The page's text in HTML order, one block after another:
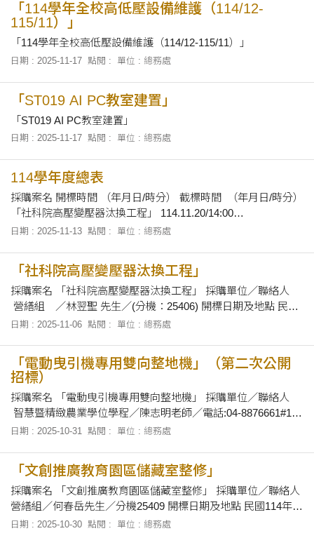
「114學年全校高低壓設備維護（114/12-
115/11）」
「114學年全校高低壓設備維護（114/12-115/11）」
日期 : 2025-11-17 點閱 : 單位 : 總務處
「ST019 AI PC教室建置」
「ST019 AI PC教室建置」
日期 : 2025-11-17 點閱 : 單位 : 總務處
114學年度總表
採購案名 開標時間 （年月日/時分） 截標時間 （年月日/時分）
「社科院高壓變壓器汰換工程」 114.11.20/14:00
114.11.19/17:00 「文創推廣教育園區儲藏室整修」
日期 : 2025-11-13 點閱 : 單位 : 總務處
「社科院高壓變壓器汰換工程」
採購案名 「社科院高壓變壓器汰換工程」 採購單位／聯絡人
營繕組 ／林翌聖 先生／(分機：25406) 開標日期及地點 民國
114年11月20日下午14時00分正，在本校總務處會議室當眾開
日期 : 2025-11-06 點閱 : 單位 : 總務處
「電動曳引機專用雙向整地機」（第二次公開
招標）
採購案名 「電動曳引機專用雙向整地機」 採購單位／聯絡人
智慧暨精緻農業學位學程／陳志明老師／電話:04-8876661#101
開標日期及地點 民國114年11月7日上午10時10分正，在本校總
日期 : 2025-10-31 點閱 : 單位 : 總務處
「文創推廣教育園區儲藏室整修」
採購案名 「文創推廣教育園區儲藏室整修」 採購單位／聯絡人
營繕組／何春岳先生／分機25409 開標日期及地點 民國114年11
月7日上午10時40分正，在本校總務處會議室當眾開標。 招標
日期 : 2025-10-30 點閱 : 單位 : 總務處